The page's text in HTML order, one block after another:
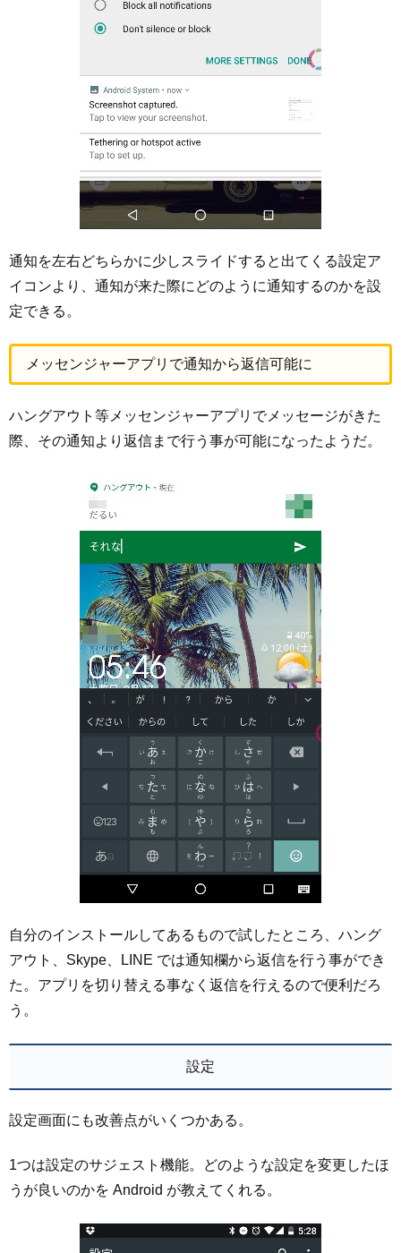
通知を左右どちらかに少しスライドすると出てくる設定ア
イコンより、通知が来た際にどのように通知するのかを設
定できる。
メッセンジャーアプリで通知から返信可能に
ハングアウト等メッセンジャーアプリでメッセージがきた
際、その通知より返信まで行う事が可能になったようだ。
自分のインストールしてあるもので試したところ、ハング
アウト、Skype、LINE では通知欄から返信を行う事ができ
た。アプリを切り替える事なく返信を行えるので便利だろ
う。
設定
設定画面にも改善点がいくつかある。
1つは設定のサジェスト機能。どのような設定を変更したほ
うが良いのかを Android が教えてくれる。